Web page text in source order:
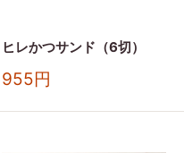
ヒレかつサンド（6切）
販
価
955円